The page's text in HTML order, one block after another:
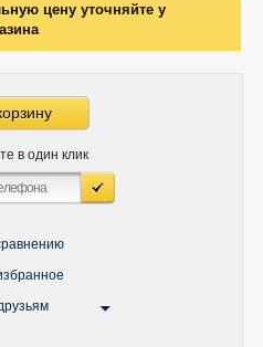
цену уточняйте у
в один клик